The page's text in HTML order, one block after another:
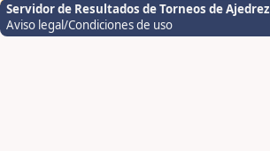
Servidor de Resultados de Torneos de Ajedrez
Aviso legal/Condiciones de uso